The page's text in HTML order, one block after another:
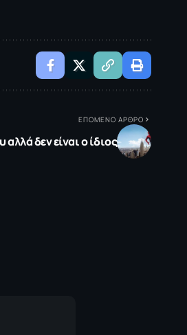
ΕΠΟΜΕΝΟ ΑΡΘΡΟ
δεν είναι ο ίδιος